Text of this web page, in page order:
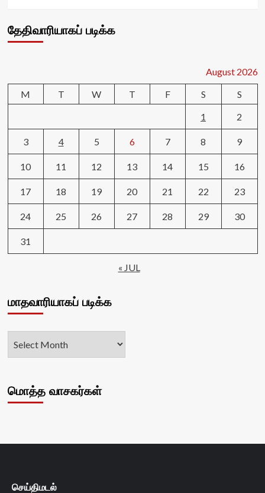
தேதிவாரியாகப் படிக்க
August 2026
M
T W T F S
S
1
2
3 4 5 6 7 8 9
10 11 12 13 14 15 16
17 18 19 20 21 22 23
24 25 26 27 28 29 30
31
« JUL
மாதவாரியாகப் படிக்க
மொத்த வாசகர்கள்
செய்திமடல்